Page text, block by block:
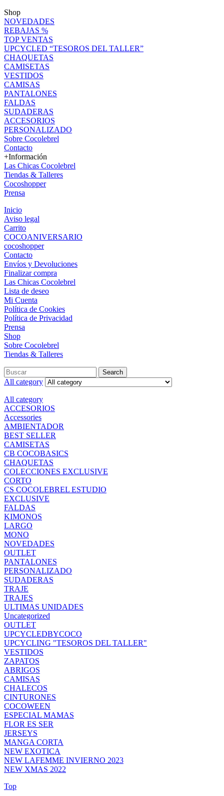
Shop
NOVEDADES
REBAJAS %
TOP VENTAS
UPCYCLED “TESOROS DEL TALLER”
CHAQUETAS
CAMISETAS
VESTIDOS
CAMISAS
PANTALONES
FALDAS
SUDADERAS
ACCESORIOS
PERSONALIZADO
Sobre Cocolebrel
Contacto
+Información
Las Chicas Cocolebrel
Tiendas & Talleres
Cocoshopper
Prensa
Inicio
Aviso legal
Carrito
COCOANIVERSARIO
cocoshopper
Contacto
Envíos y Devoluciones
Finalizar compra
Las Chicas Cocolebrel
Lista de deseo
Mi Cuenta
Política de Cookies
Política de Privacidad
Prensa
Shop
Sobre Cocolebrel
Tiendas & Talleres
Search
All category
All category
ACCESORIOS
Accessories
AMBIENTADOR
BEST SELLER
CAMISETAS
CB COCOBASICS
CHAQUETAS
COLECCIONES EXCLUSIVE
CORTO
CS COCOLEBREL ESTUDIO
EXCLUSIVE
FALDAS
KIMONOS
LARGO
MONO
NOVEDADES
OUTLET
PANTALONES
PERSONALIZADO
SUDADERAS
TRAJE
TRAJES
ULTIMAS UNIDADES
Uncategorized
OUTLET
UPCYCLEDBYCOCO
UPCYCLING "TESOROS DEL TALLER"
VESTIDOS
ZAPATOS
ABRIGOS
CAMISAS
CHALECOS
CINTURONES
COCOWEEN
ESPECIAL MAMAS
FLOR ES SER
JERSEYS
MANGA CORTA
NEW EXOTICA
NEW LAFEMME INVIERNO 2023
NEW XMAS 2022
Top